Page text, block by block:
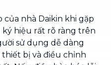
của nhà Daikin khi gặp
hiệu rất rõ ràng trên
sử dụng dễ dàng
bị và điều chỉnh